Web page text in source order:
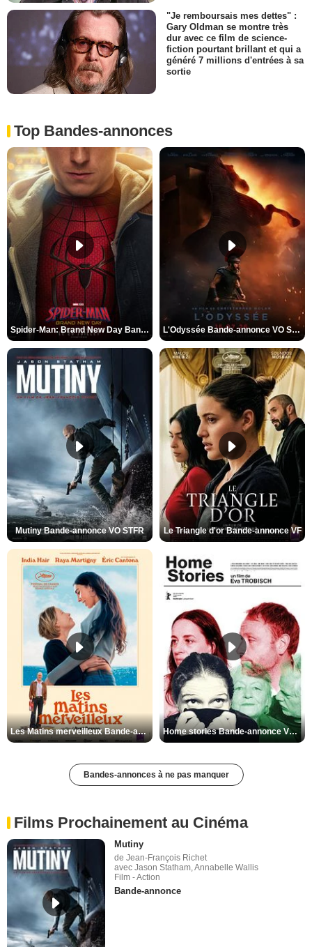
"Je remboursais mes dettes" :
Gary Oldman se montre très
dur avec ce film de science-
fiction pourtant brillant et qui a
généré 7 millions d'entrées à sa
sortie
Top Bandes-annonces
Spider-Man: Brand New Day Bande-annonce VO STFR L'Odyssée Bande-annonce VO STFR
Mutiny Bande-annonce VO STFR Le Triangle d'or Bande-annonce VF
Les Matins merveilleux Bande-annonce VF Home stories Bande-annonce VO STFR
Bandes-annonces à ne pas manquer
Films Prochainement au Cinéma
Mutiny
de Jean-François Richet
avec Jason Statham, Annabelle Wallis
Film - Action
Bande-annonce